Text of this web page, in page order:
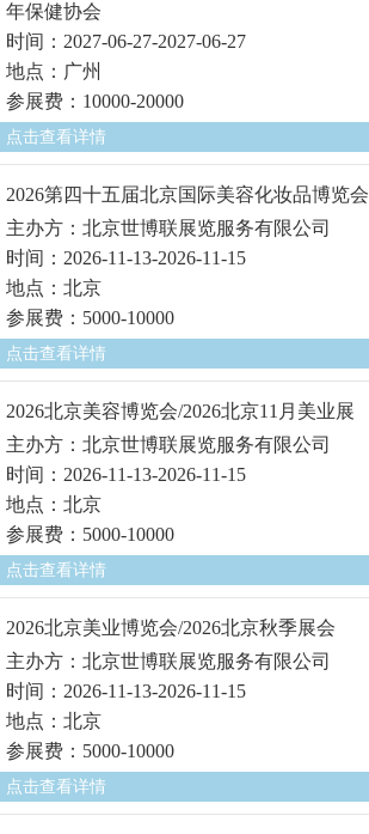
年保健协会
时间：2027-06-27-2027-06-27
地点：广州
参展费：10000-20000
点击查看详情
2026第四十五届北京国际美容化妆品博览会
主办方：北京世博联展览服务有限公司
时间：2026-11-13-2026-11-15
地点：北京
参展费：5000-10000
点击查看详情
2026北京美容博览会/2026北京11月美业展
主办方：北京世博联展览服务有限公司
时间：2026-11-13-2026-11-15
地点：北京
参展费：5000-10000
点击查看详情
2026北京美业博览会/2026北京秋季展会
主办方：北京世博联展览服务有限公司
时间：2026-11-13-2026-11-15
地点：北京
参展费：5000-10000
点击查看详情